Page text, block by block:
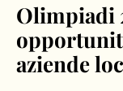
Olimpiadi
aziende